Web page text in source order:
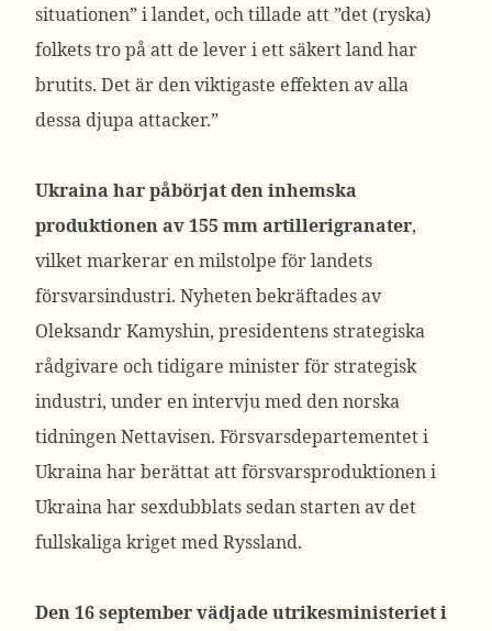
situationen” i landet, och tillade att ”det (ryska)
folkets tro på att de lever i ett säkert land har
brutits. Det är den viktigaste effekten av alla
dessa djupa attacker.”
Ukraina har påbörjat den inhemska
produktionen av 155 mm artillerigranater,
vilket markerar en milstolpe för landets
försvarsindustri. Nyheten bekräftades av
Oleksandr Kamyshin, presidentens strategiska
rådgivare och tidigare minister för strategisk
industri, under en intervju med den norska
tidningen Nettavisen. Försvarsdepartementet i
Ukraina har berättat att försvarsproduktionen i
Ukraina har sexdubblats sedan starten av det
fullskaliga kriget med Ryssland.
Den 16 september vädjade utrikesministeriet i